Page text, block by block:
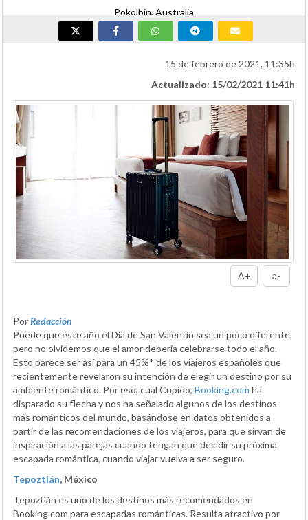
Pokolbin, Australia
15 de febrero de 2021, 11:35h
Actualizado: 15/02/2021 11:41h
A+ a-
PorRedacción
Puede que este año el Día de San Valentín sea un poco diferente,
pero no olvidemos que el amor debería celebrarse todo el año.
Esto parece ser así para un 45%* de los viajeros españoles que
recientemente revelaron su intención de elegir un destino por su
ambiente romántico. Por eso, cual Cupido, Booking.com ha
disparado su flecha y nos ha señalado algunos de los destinos
más románticos del mundo, basándose en datos obtenidos a
partir de las recomendaciones de los viajeros, para que sirvan de
inspiración a las parejas cuando tengan que decidir su próxima
escapada romántica, cuando viajar vuelva a ser seguro.
Tepoztlán, México
Tepoztlán es uno de los destinos más recomendados en
Booking.com para escapadas románticas. Resulta atractivo por